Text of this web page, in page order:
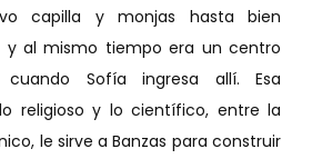
capilla y monjas hasta bien
y al mismo tiempo era un centro
Sofía ingresa allí. Esa
religioso y lo científico, entre la
le sirve a Banzas para construir